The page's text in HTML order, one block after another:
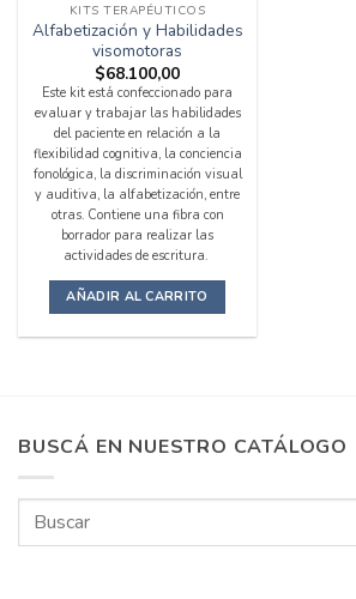
KITS TERAPÉUTICOS
Alfabetización y Habilidades
visomotoras
$68.100,00
Este kit está confeccionado para
evaluar y trabajar las habilidades
del paciente en relación a la
flexibilidad cognitiva, la conciencia
fonológica, la discriminación visual
y auditiva, la alfabetización, entre
otras. Contiene una fibra con
borrador para realizar las
actividades de escritura.
AÑADIR AL CARRITO
BUSCÁ EN NUESTRO CATÁLOGO
Buscar